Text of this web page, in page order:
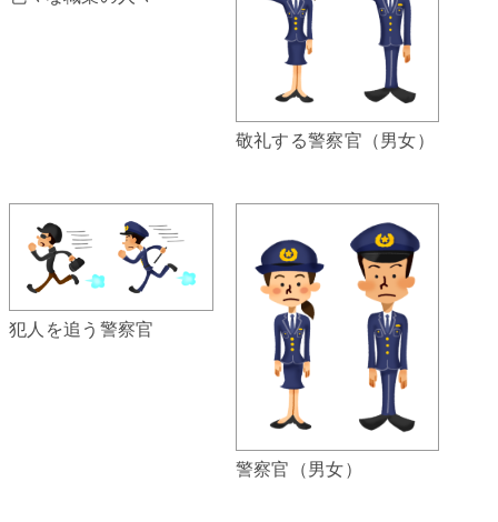
敬礼する警察官（男女）
犯人を追う警察官
警察官（男女）